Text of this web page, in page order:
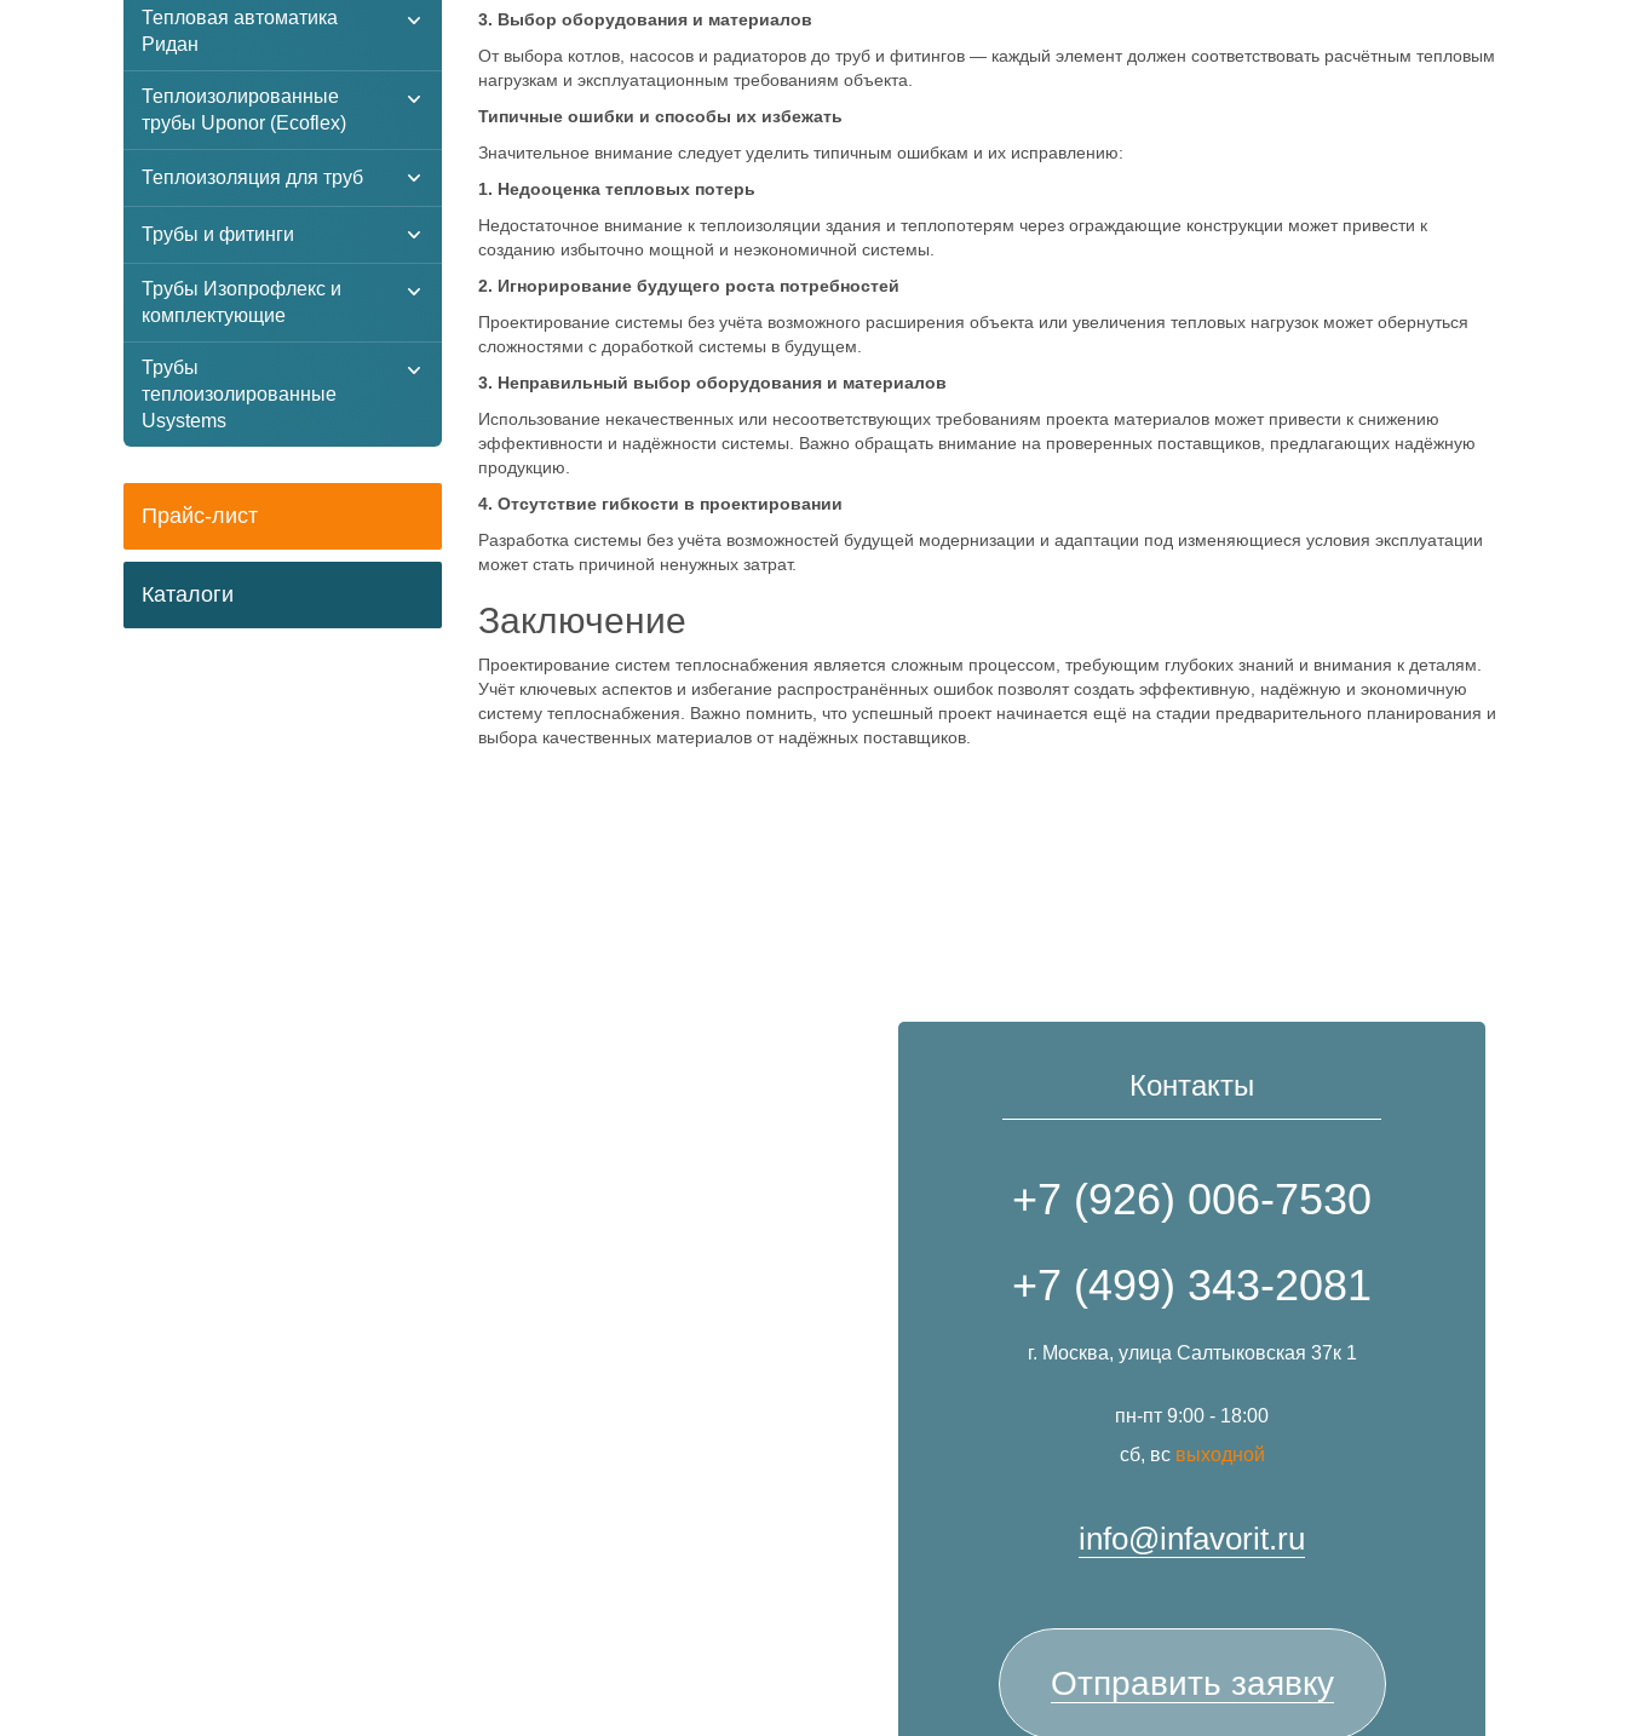
Тепловая автоматика
Ридан
Теплоизолированные
трубы Uponor (Ecoflex)
Теплоизоляция для труб
Трубы и фитинги
Трубы Изопрофлекс и
комплектующие
Трубы
теплоизолированные
Usystems
Прайс-лист
Каталоги
3. Выбор оборудования и материалов
От выбора котлов, насосов и радиаторов до труб и фитингов — каждый элемент должен соответствовать расчётным тепловым
нагрузкам и эксплуатационным требованиям объекта.
Типичные ошибки и способы их избежать
Значительное внимание следует уделить типичным ошибкам и их исправлению:
1. Недооценка тепловых потерь
Недостаточное внимание к теплоизоляции здания и теплопотерям через ограждающие конструкции может привести к
созданию избыточно мощной и неэкономичной системы.
2. Игнорирование будущего роста потребностей
Проектирование системы без учёта возможного расширения объекта или увеличения тепловых нагрузок может обернуться
сложностями с доработкой системы в будущем.
3. Неправильный выбор оборудования и материалов
Использование некачественных или несоответствующих требованиям проекта материалов может привести к снижению
эффективности и надёжности системы. Важно обращать внимание на проверенных поставщиков, предлагающих надёжную
продукцию.
4. Отсутствие гибкости в проектировании
Разработка системы без учёта возможностей будущей модернизации и адаптации под изменяющиеся условия эксплуатации
может стать причиной ненужных затрат.
Заключение
Проектирование систем теплоснабжения является сложным процессом, требующим глубоких знаний и внимания к деталям.
Учёт ключевых аспектов и избегание распространённых ошибок позволят создать эффективную, надёжную и экономичную
систему теплоснабжения. Важно помнить, что успешный проект начинается ещё на стадии предварительного планирования и
выбора качественных материалов от надёжных поставщиков.
Контакты
+7 (926) 006-7530
+7 (499) 343-2081
г. Москва, улица Салтыковская 37к 1
пн-пт 9:00 - 18:00
сб, вс выходной
info@infavorit.ru
Отправить заявку